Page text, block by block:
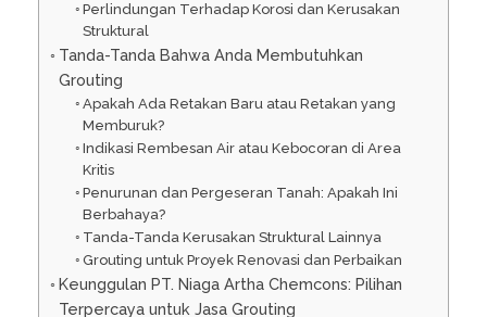
Perlindungan Terhadap Korosi dan Kerusakan
Struktural
Tanda-Tanda Bahwa Anda Membutuhkan
Grouting
Apakah Ada Retakan Baru atau Retakan yang
Memburuk?
Indikasi Rembesan Air atau Kebocoran di Area
Kritis
Penurunan dan Pergeseran Tanah: Apakah Ini
Berbahaya?
Tanda-Tanda Kerusakan Struktural Lainnya
Grouting untuk Proyek Renovasi dan Perbaikan
Keunggulan PT. Niaga Artha Chemcons: Pilihan
Terpercaya untuk Jasa Grouting